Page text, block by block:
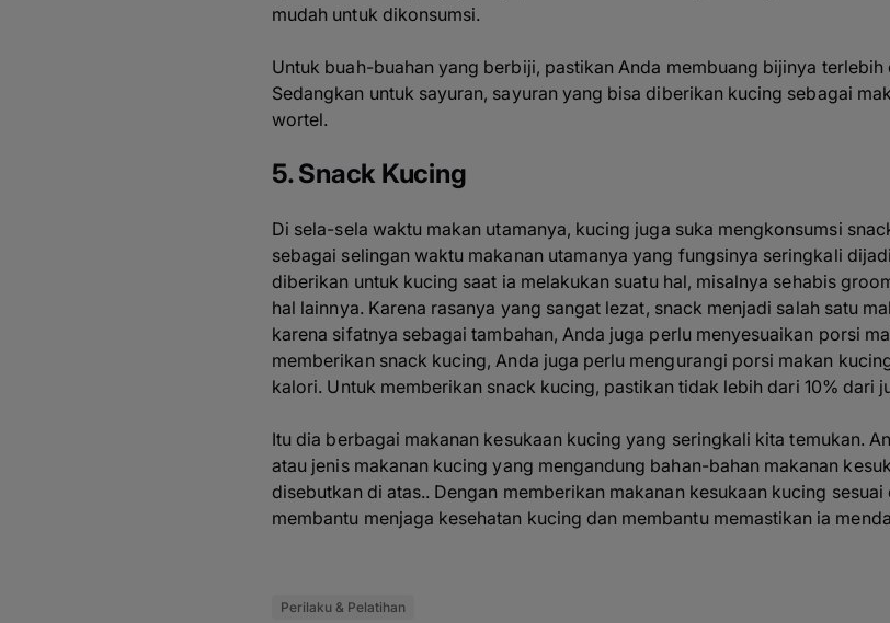
mudah untuk dikonsumsi.
Untuk buah-buahan yang berbiji, pastikan Anda membuang bijinya
Sedangkan untuk sayuran, sayuran yang bisa diberikan kucing sebagai
wortel.
5. Snack Kucing
Di sela-sela waktu makan utamanya, kucing juga suka mengkonsumsi
sebagai selingan waktu makanan utamanya yang fungsinya seringkali
diberikan untuk kucing saat ia melakukan suatu hal, misalnya sehabis
hal lainnya. Karena rasanya yang sangat lezat, snack menjadi salah satu
karena sifatnya sebagai tambahan, Anda juga perlu menyesuaikan porsi
memberikan snack kucing, Anda juga perlu mengurangi porsi makan
kalori. Untuk memberikan snack kucing, pastikan tidak lebih dari 10% dari
Itu dia berbagai makanan kesukaan kucing yang seringkali kita temukan.
atau jenis makanan kucing yang mengandung bahan-bahan makanan
disebutkan di atas.. Dengan memberikan makanan kesukaan kucing
membantu menjaga kesehatan kucing dan membantu memastikan ia
Perilaku & Pelatihan